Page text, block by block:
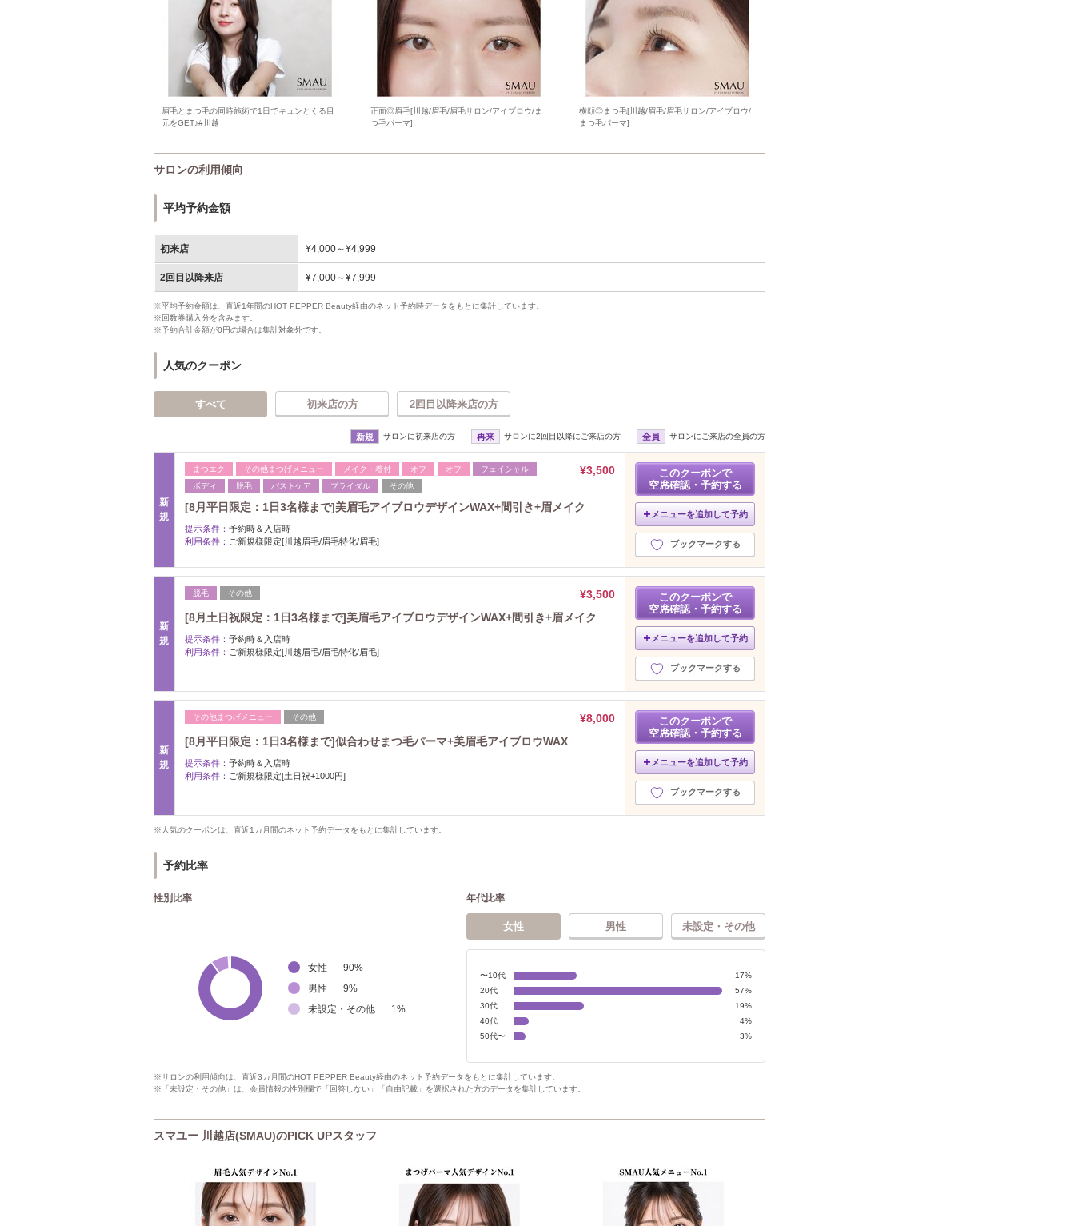
眉毛とまつ毛の同時施術で1日でキュンとくる目
元をGET♪#川越
正面◎眉毛[川越/眉毛/眉毛サロン/アイブロウ/ま
つ毛パーマ]
横顔◎まつ毛[川越/眉毛/眉毛サロン/アイブロウ/
まつ毛パーマ]
サロンの利用傾向
平均予約金額
初来店 ¥4,000～¥4,999
2回目以降来店 ¥7,000～¥7,999
※平均予約金額は、直近1年間のHOT PEPPER Beauty経由のネット予約時データをもとに集計しています。
※回数券購入分を含みます。
※予約合計金額が0円の場合は集計対象外です。
人気のクーポン
すべて 初来店の方 2回目以降来店の方
新規 サロンに初来店の方 再来 サロンに2回目以降にご来店の方 全員 サロンにご来店の全員の方
新
規
まつエク その他まつげメニュー メイク・着付 オフ オフ
フェイシャル
ボディ
脱毛 バストケア ブライダル その他
¥3,500
[8月平日限定：1日3名様まで]美眉毛アイブロウデザインWAX+間引き+眉メイク
提示条件： 予約時＆入店時
利用条件： ご新規様限定[川越眉毛/眉毛特化/眉毛]
このクーポンで
空席確認・予約する
メニューを追加して予約
ブックマークする
新
規
脱毛 その他
¥3,500
[8月土日祝限定：1日3名様まで]美眉毛アイブロウデザインWAX+間引き+眉メイク
提示条件： 予約時＆入店時
利用条件： ご新規様限定[川越眉毛/眉毛特化/眉毛]
このクーポンで
空席確認・予約する
メニューを追加して予約
ブックマークする
新
規
その他まつげメニュー その他
¥8,000
[8月平日限定：1日3名様まで]似合わせまつ毛パーマ+美眉毛アイブロウWAX
提示条件： 予約時＆入店時
利用条件： ご新規様限定[土日祝+1000円]
このクーポンで
空席確認・予約する
メニューを追加して予約
ブックマークする
※人気のクーポンは、直近1カ月間のネット予約データをもとに集計しています。
予約比率
性別比率
女性 90%
男性
9%
未設定・その他
1 %
年代比率
女性 男性 未設定・その他
〜10代
17%
20代
57%
30代
19%
40代
4%
50代〜
3%
※サロンの利用傾向は、直近3カ月間のHOT PEPPER Beauty経由のネット予約データをもとに集計しています。
※「未設定・その他」は、会員情報の性別欄で「回答しない」「自由記載」を選択された方のデータを集計しています。
スマユー 川越店(SMAU)のPICK UPスタッフ